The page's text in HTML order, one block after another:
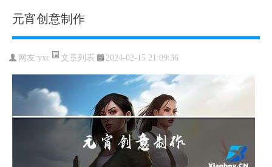
元宵创意制作
网友:yxc 文章列表 2024-02-15 21:09:36